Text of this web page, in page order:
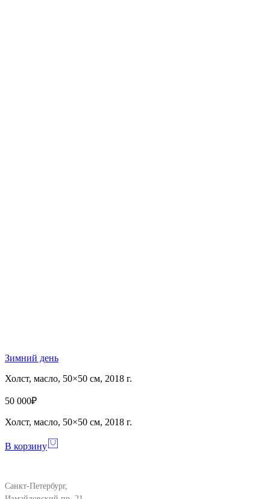
Зимний день
Холст, масло, 50×50 см, 2018 г.
50 000₽
Холст, масло, 50×50 см, 2018 г.
В корзину
Санкт-Петербург,